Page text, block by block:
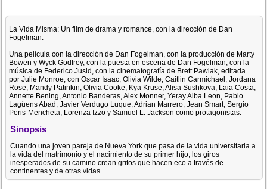
La Vida Misma: Un film de drama y romance, con la dirección de Dan
Fogelman.
Una película con la dirección de Dan Fogelman, con la producción de Marty
Bowen y Wyck Godfrey, con la puesta en escena de Dan Fogelman, con la
música de Federico Jusid, con la cinematografía de Brett Pawlak, editada
por Julie Monroe, con Oscar Isaac, Olivia Wilde, Caitlin Carmichael, Jordana
Rose, Mandy Patinkin, Olivia Cooke, Kya Kruse, Alisa Sushkova, Laia Costa,
Annette Bening, Antonio Banderas, Alex Monner, Yeray Alba Leon, Pablo
Lagüens Abad, Javier Verdugo Luque, Adrian Marrero, Jean Smart, Sergio
Peris-Mencheta, Lorenza Izzo y Samuel L. Jackson como protagonistas.
Sinopsis
Cuando una joven pareja de Nueva York que pasa de la vida universitaria a
la vida del matrimonio y el nacimiento de su primer hijo, los giros
inesperados de su camino crean gritos que hacen eco a través de
continentes y de otras vidas.